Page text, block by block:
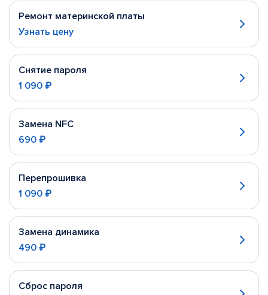
Ремонт материнской платы
Узнать цену
Снятие пароля
1 090 ₽
Замена NFC
690 ₽
Перепрошивка
1 090 ₽
Замена динамика
490 ₽
Сброс пароля